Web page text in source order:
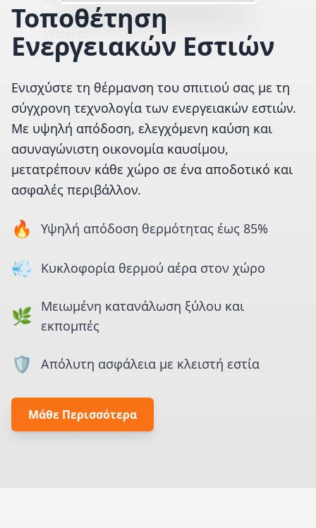
Τοποθέτηση
Ενεργειακών Εστιών
Ενισχύστε τη θέρμανση του σπιτιού σας με τη
σύγχρονη τεχνολογία των ενεργειακών εστιών.
Με υψηλή απόδοση, ελεγχόμενη καύση και
ασυναγώνιστη οικονομία καυσίμου,
μετατρέπουν κάθε χώρο σε ένα αποδοτικό και
ασφαλές περιβάλλον.
🔥 Υψηλή απόδοση θερμότητας έως 85%
💨 Κυκλοφορία θερμού αέρα στον χώρο
🌿 Μειωμένη κατανάλωση ξύλου και
εκπομπές
🛡️ Απόλυτη ασφάλεια με κλειστή εστία
Μάθε Περισσότερα